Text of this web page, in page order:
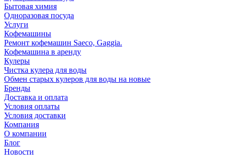
Бытовая химия
Одноразовая посуда
Услуги
Кофемашины
Ремонт кофемашин Saeco, Gaggia.
Кофемашина в аренду
Кулеры
Чистка кулера для воды
Обмен старых кулеров для воды на новые
Бренды
Доставка и оплата
Условия оплаты
Условия доставки
Компания
О компании
Блог
Новости